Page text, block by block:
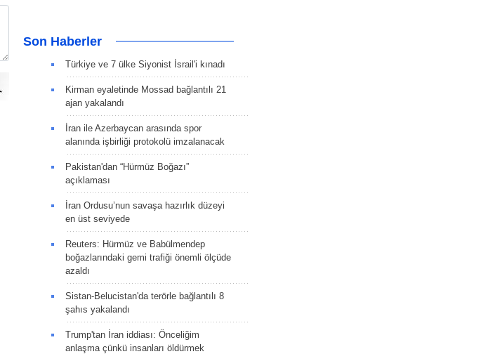
Son Haberler
Türkiye ve 7 ülke Siyonist İsrail'i kınadı
Kirman eyaletinde Mossad bağlantılı 21
ajan yakalandı
İran ile Azerbaycan arasında spor
alanında işbirliği protokolü imzalanacak
Pakistan'dan “Hürmüz Boğazı”
açıklaması
İran Ordusu’nun savaşa hazırlık düzeyi
en üst seviyede
Reuters: Hürmüz ve Babülmendep
boğazlarındaki gemi trafiği önemli ölçüde
azaldı
Sistan-Belucistan'da terörle bağlantılı 8
şahıs yakalandı
Trump'tan İran iddiası: Önceliğim
anlaşma çünkü insanları öldürmek